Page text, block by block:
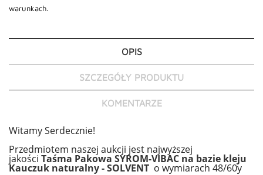
warunkach.
OPIS
SZCZEGÓŁY PRODUKTU
KOMENTARZE
Witamy Serdecznie!
Przedmiotem naszej aukcji jest najwyższej
jakości Taśma Pakowa SYROM-VIBAC na bazie kleju
Kauczuk naturalny - SOLVENT o wymiarach 48/60y